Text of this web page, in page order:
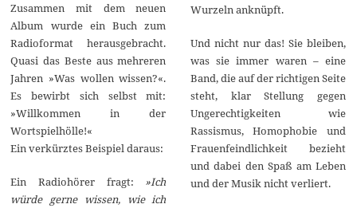
Zusammen mit dem neuen
Album wurde ein Buch zum
Radioformat herausgebracht.
Quasi das Beste aus mehreren
Jahren »Was wollen wissen?«.
Es bewirbt sich selbst mit:
»Willkommen in der
Wortspielhölle!«
Ein verkürztes Beispiel daraus:
Ein Radiohörer fragt: »Ich
würde gerne wissen, wie ich
Wurzeln anknüpft.
Und nicht nur das! Sie bleiben,
was sie immer waren – eine
Band, die auf der richtigen Seite
steht, klar Stellung gegen
Ungerechtigkeiten wie
Rassismus, Homophobie und
Frauenfeindlichkeit bezieht
und dabei den Spaß am Leben
und der Musik nicht verliert.